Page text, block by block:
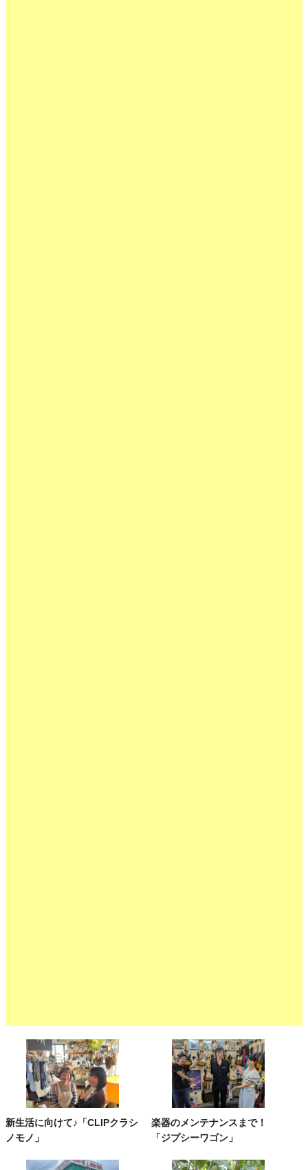
新生活に向けて♪「CLIPクラシ
ノモノ」
楽器のメンテナンスまで！
「ジプシーワゴン」